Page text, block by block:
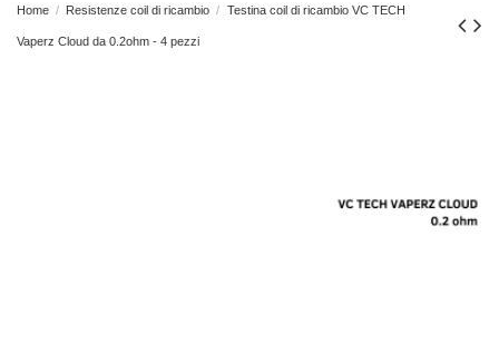
Home Resistenze coil di ricambio Testina coil di ricambio VC TECH
Vaperz Cloud da 0.2ohm - 4 pezzi